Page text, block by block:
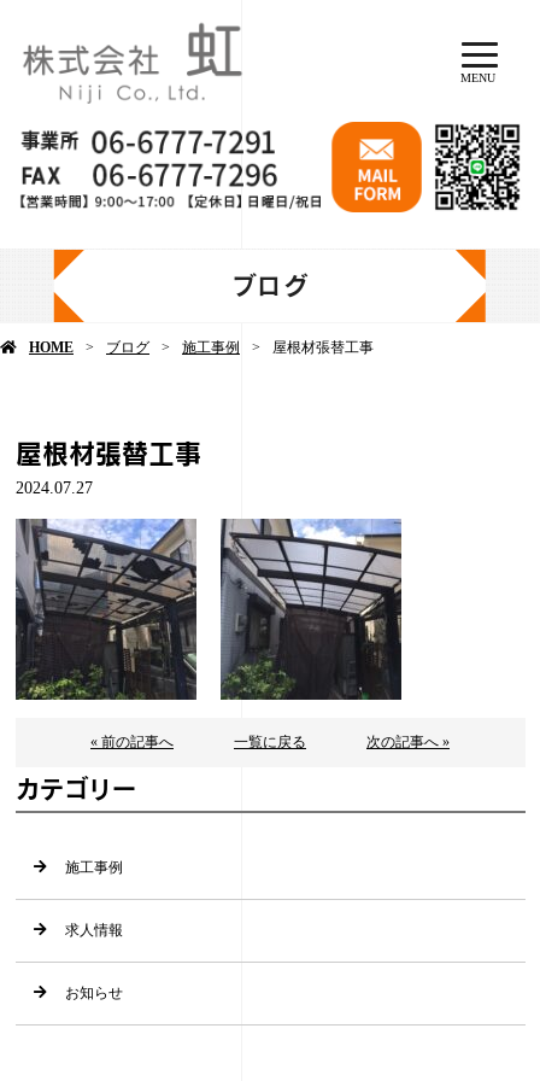
MENU
ブログ
HOME ブログ 施工事例 屋根材張替工事
屋根材張替工事
2024.07.27
« 前の記事へ 一覧に戻る 次の記事へ »
カテゴリー
施工事例
求人情報
お知らせ